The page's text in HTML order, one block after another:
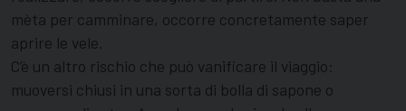
mèta per camminare, occorre concretamente saper
aprire le vele.
C’è un altro rischio che può vanificare il viaggio:
muoversi chiusi in una sorta di bolla di sapone o